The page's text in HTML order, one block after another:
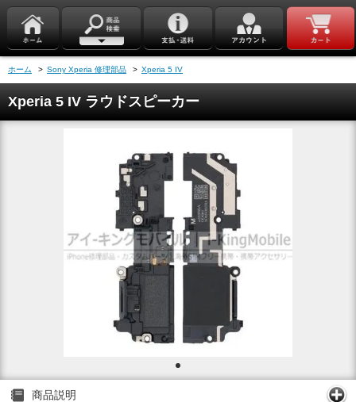
ホーム > Sony Xperia 修理部品 > Xperia 5 IV
Xperia 5 IV ラウドスピーカー
商品説明